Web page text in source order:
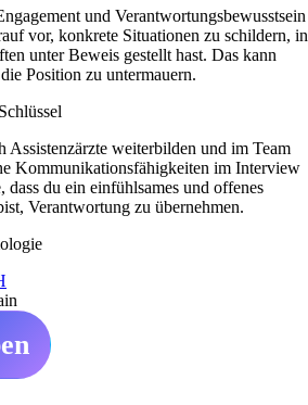
und Verantwortungsbewusstsein
vor, konkrete Situationen zu schildern, in
unter Beweis gestellt hast. Das kann
Position zu untermauern.
Assistenzärzte weiterbilden und im Team
Kommunikationsfähigkeiten im Interview
dass du ein einfühlsames und offenes
Verantwortung zu übernehmen.